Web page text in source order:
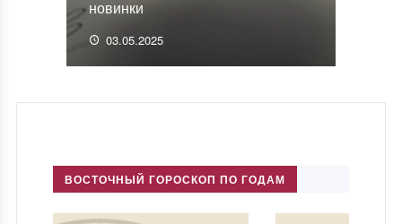
новинки
03.05.2025
ВОСТОЧНЫЙ ГОРОСКОП ПО ГОДАМ